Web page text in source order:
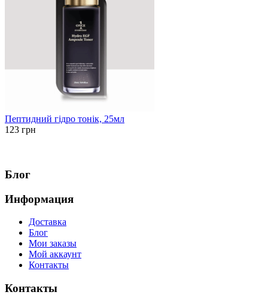
Пептидний гідро тонік, 25мл
123 грн
Блог
Информация
Доставка
Блог
Мои заказы
Мой аккаунт
Контакты
Контакты